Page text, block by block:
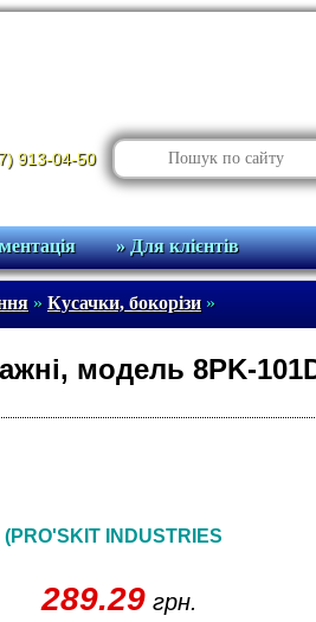
913-04-50
» Для клієнтів
» Кусачки, бокорізи»
модель 8PK-
(PRO'SKIT INDUSTRIES
289.29 грн.